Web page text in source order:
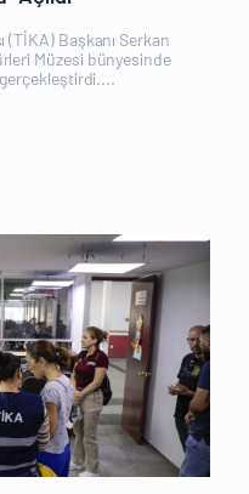
Başkanı Serkan
Müzesi bünyesinde
gerçekleştirdi....